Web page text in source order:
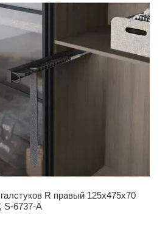
R правый 125х475х70
6737-A